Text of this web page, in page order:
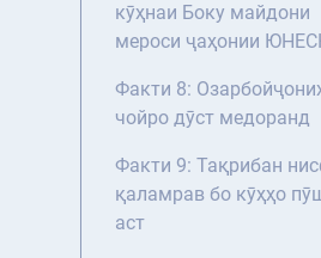
кӯҳнаи Боку майдони
мероси ҷаҳонии
Факти 8:
чойро дӯст медоранд
Факти 9: Тақрибан
қаламрав бо кӯҳҳо
аст